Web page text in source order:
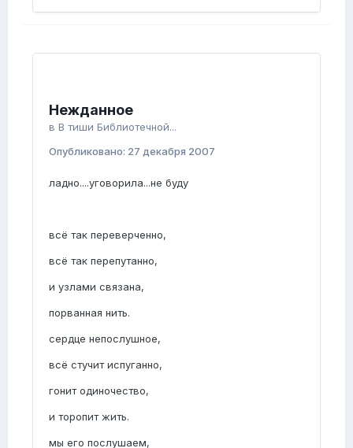
Нежданное
в В тиши Библиотечной...
Опубликовано: 27 декабря 2007
ладно....уговорила...не буду
всё так переверченно,
всё так перепутанно,
и узлами связана,
порванная нить.
сердце непослушное,
всё стучит испуганно,
гонит одиночество,
и торопит жить.
мы его послушаем,